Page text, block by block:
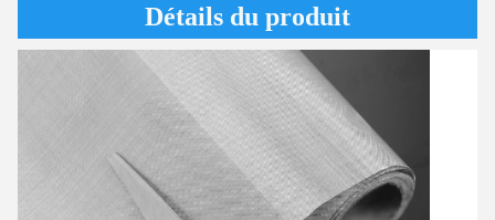
Détails du produit